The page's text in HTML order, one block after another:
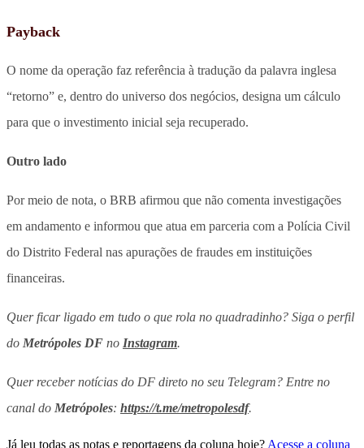
Payback
O nome da operação faz referência à tradução da palavra inglesa
“retorno” e, dentro do universo dos negócios, designa um cálculo
para que o investimento inicial seja recuperado.
Outro lado
Por meio de nota, o BRB afirmou que não comenta investigações
em andamento e informou que atua em parceria com a Polícia Civil
do Distrito Federal nas apurações de fraudes em instituições
financeiras.
Quer ficar ligado em tudo o que rola no quadradinho? Siga o perfil
do Metrópoles DF no Instagram.
Quer receber notícias do DF direto no seu Telegram? Entre no
canal do Metrópoles: https://t.me/metropolesdf.
Já leu todas as notas e reportagens da coluna hoje? Acesse a coluna